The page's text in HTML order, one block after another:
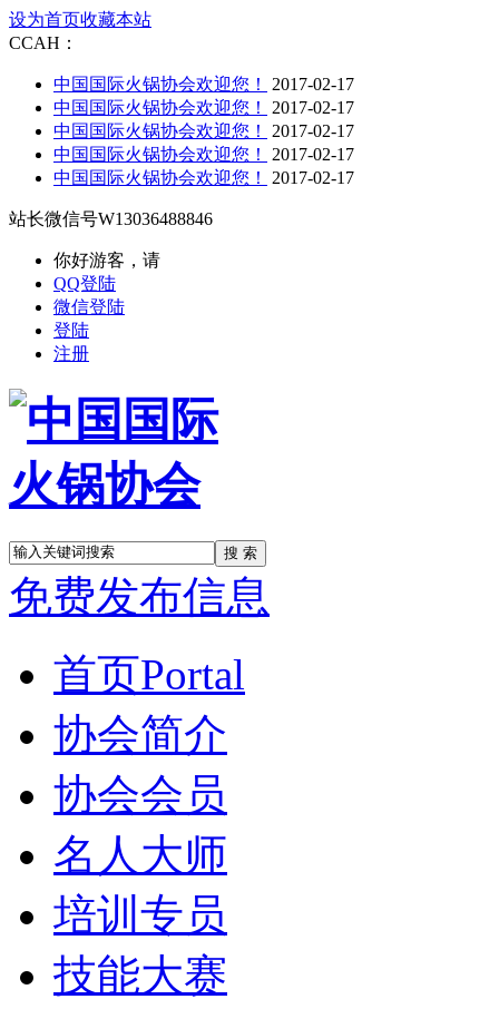
设为首页收藏本站
CCAH：
中国国际火锅协会欢迎您！
2017-02-17
中国国际火锅协会欢迎您！
2017-02-17
中国国际火锅协会欢迎您！
2017-02-17
中国国际火锅协会欢迎您！
2017-02-17
中国国际火锅协会欢迎您！
2017-02-17
站长微信号W13036488846
你好游客，请
QQ登陆
微信登陆
登陆
注册
搜 索
免费发布信息
首页Portal
协会简介
协会会员
名人大师
培训专员
技能大赛